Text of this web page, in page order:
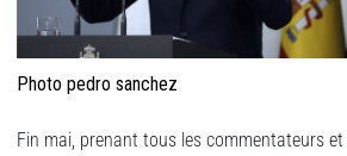
Photo pedro sanchez
Fin mai, prenant tous les commentateurs